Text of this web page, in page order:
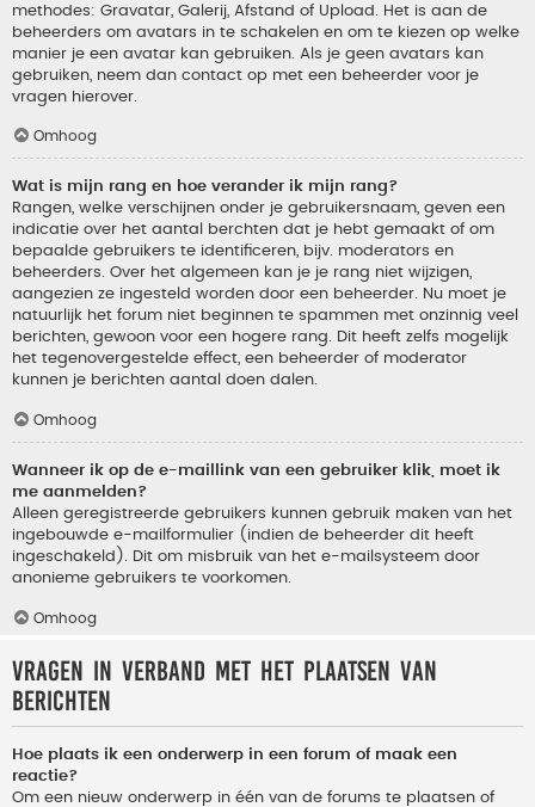
methodes: Gravatar, Galerij, Afstand of Upload. Het is aan de
beheerders om avatars in te schakelen en om te kiezen op welke
manier je een avatar kan gebruiken. Als je geen avatars kan
gebruiken, neem dan contact op met een beheerder voor je
vragen hierover.
Omhoog
Wat is mijn rang en hoe verander ik mijn rang?
Rangen, welke verschijnen onder je gebruikersnaam, geven een
indicatie over het aantal berchten dat je hebt gemaakt of om
bepaalde gebruikers te identificeren, bijv. moderators en
beheerders. Over het algemeen kan je je rang niet wijzigen,
aangezien ze ingesteld worden door een beheerder. Nu moet je
natuurlijk het forum niet beginnen te spammen met onzinnig veel
berichten, gewoon voor een hogere rang. Dit heeft zelfs mogelijk
het tegenovergestelde effect, een beheerder of moderator
kunnen je berichten aantal doen dalen.
Omhoog
Wanneer ik op de e-maillink van een gebruiker klik, moet ik
me aanmelden?
Alleen geregistreerde gebruikers kunnen gebruik maken van het
ingebouwde e-mailformulier (indien de beheerder dit heeft
ingeschakeld). Dit om misbruik van het e-mailsysteem door
anonieme gebruikers te voorkomen.
Omhoog
Vragen in verband met het plaatsen van
berichten
Hoe plaats ik een onderwerp in een forum of maak een
reactie?
Om een nieuw onderwerp in één van de forums te plaatsen of